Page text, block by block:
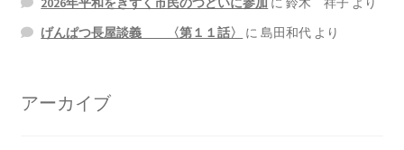
げんぱつ長屋談義 〈第１１話〉
に島田和代 より
アーカイブ